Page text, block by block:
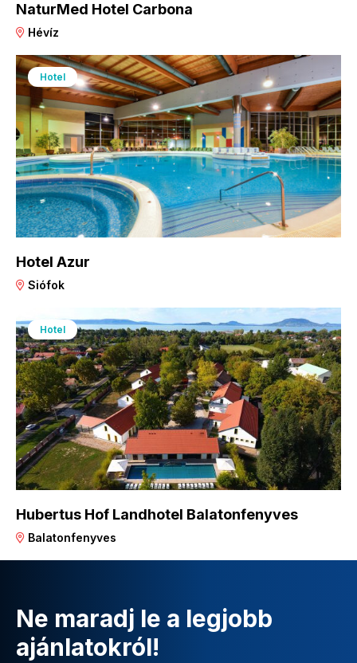
NaturMed Hotel Carbona
Hévíz
Hotel
Hotel Azur
Siófok
Hotel
Hubertus Hof Landhotel Balatonfenyves
Balatonfenyves
Ne maradj le a legjobb
ajánlatokról!